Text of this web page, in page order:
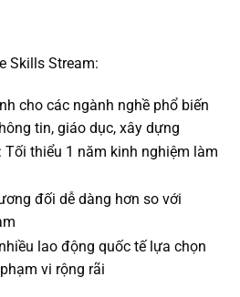
Skills Stream:
cho các ngành nghề phổ biến
tin, giáo dục, xây dựng
Tối thiểu 1 năm kinh nghiệm làm
đối dễ dàng hơn so với
lao động quốc tế lựa chọn
vi rộng rãi